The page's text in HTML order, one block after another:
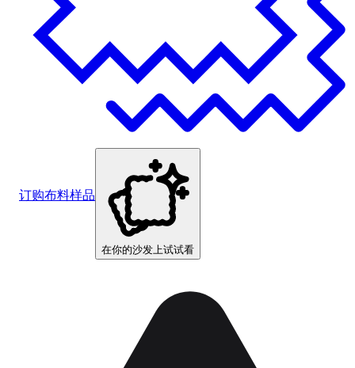
订购布料样品
在你的沙发上试试看